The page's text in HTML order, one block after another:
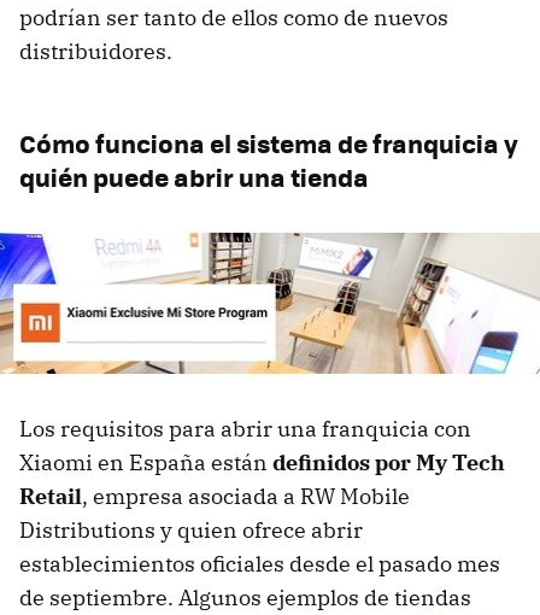
podrían ser tanto de ellos como de nuevos
distribuidores.
Cómo funciona el sistema de franquicia y
quién puede abrir una tienda
Los requisitos para abrir una franquicia con
Xiaomi en España están definidos por My Tech
Retail, empresa asociada a RW Mobile
Distributions y quien ofrece abrir
establecimientos oficiales desde el pasado mes
de septiembre. Algunos ejemplos de tiendas